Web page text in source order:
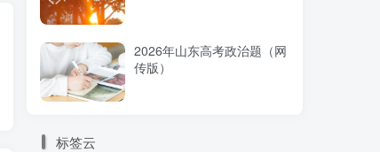
高考蓝皮书《高考研究报告（2025）》出版发行 12种选科组合优劣势
2026年山东高考政治题（网
传版）
标签云